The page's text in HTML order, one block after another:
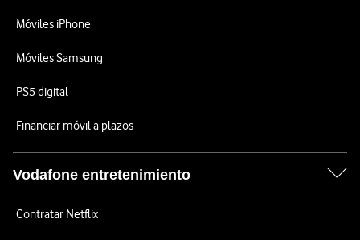
Móviles iPhone
Móviles Samsung
PS5 digital
Financiar móvil a plazos
Vodafone entretenimiento
Contratar Netflix